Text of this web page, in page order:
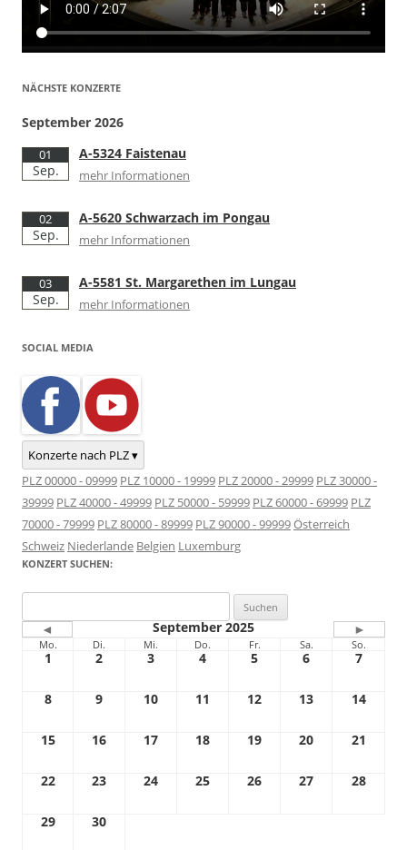
NÄCHSTE KONZERTE
September 2026
01
Sep.
A-5324 Faistenau
mehr Informationen
02
Sep.
A-5620 Schwarzach im Pongau
mehr Informationen
03
Sep.
A-5581 St. Margarethen im Lungau
mehr Informationen
SOCIAL MEDIA
Konzerte nach PLZ ▾
PLZ 00000 - 09999 PLZ 10000 - 19999 PLZ 20000 - 29999 PLZ 30000 -
39999 PLZ 40000 - 49999 PLZ 50000 - 59999 PLZ 60000 - 69999 PLZ
70000 - 79999 PLZ 80000 - 89999 PLZ 90000 - 99999Österreich
Schweiz Niederlande Belgien Luxemburg
KONZERT SUCHEN:
nach:
◄ September 2025 ►
Mo. Di. Mi. Do. Fr. Sa. So.
1 2 3 4 5 6 7
8 9 10 11 12 13 14
15 16 17 18 19 20 21
22 23 24 25 26 27 28
29 30